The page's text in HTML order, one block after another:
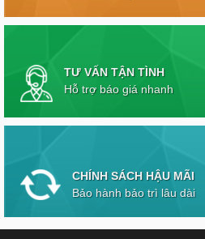
TƯ VẤN TẬN TÌNH
Hỗ trợ báo giá nhanh
CHÍNH SÁCH HẬU MÃI
Bảo hành bảo trì lâu dài